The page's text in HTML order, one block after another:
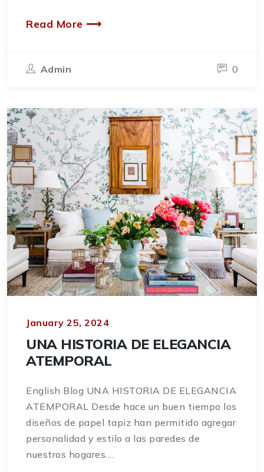
Read More ⟶
Admin 0
January 25, 2024
UNA HISTORIA DE ELEGANCIA
ATEMPORAL
English Blog UNA HISTORIA DE ELEGANCIA
ATEMPORAL Desde hace un buen tiempo los
diseños de papel tapiz han permitido agregar
personalidad y estilo a las paredes de
nuestros hogares....